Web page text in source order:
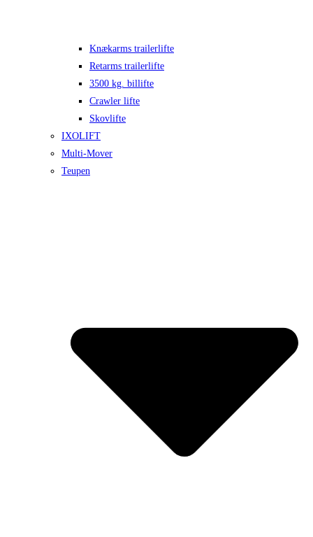
Knækarms trailerlifte
Retarms trailerlifte
3500 kg. billifte
Crawler lifte
Skovlifte
IXOLIFT
Multi-Mover
Teupen